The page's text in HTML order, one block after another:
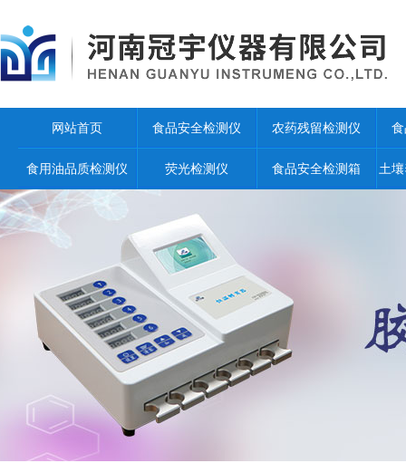
网站首页 食品安全检测仪 农药残留检测仪
食用油品质检测仪 荧光检测仪 食品安全检测箱 土